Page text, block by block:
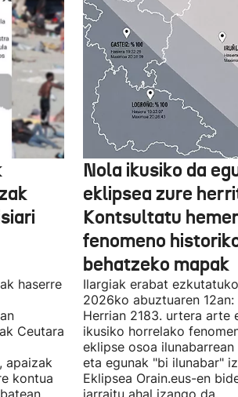
haserre
Ceutara
apaizak
kontua
Nola ikusiko da
eklipsea zure
Kontsultatu
fenomeno
behatzeko mapak
Ilargiak erabat
2026ko abuztuaren 12an:
Herrian 2183. urtera arte
ikusiko horrelako
eklipse osoa
eta egunak "bi ilunabar"
Eklipsea Orain.eus-en
jarraitu ahal izango da.